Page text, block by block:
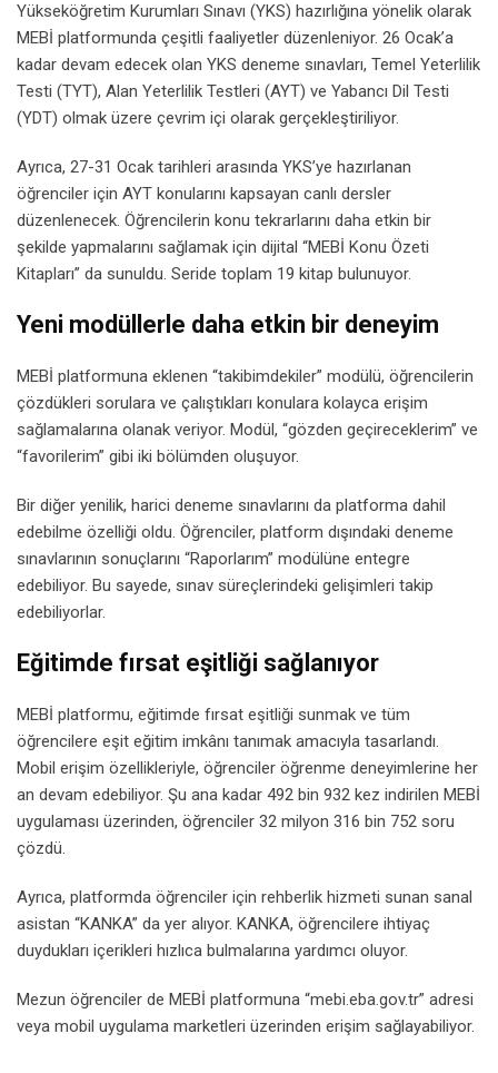
Yükseköğretim Kurumları Sınavı (YKS) hazırlığına yönelik olarak
MEBİ platformunda çeşitli faaliyetler düzenleniyor. 26 Ocak’a
kadar devam edecek olan YKS deneme sınavları, Temel Yeterlilik
Testi (TYT), Alan Yeterlilik Testleri (AYT) ve Yabancı Dil Testi
(YDT) olmak üzere çevrim içi olarak gerçekleştiriliyor.
Ayrıca, 27-31 Ocak tarihleri arasında YKS’ye hazırlanan
öğrenciler için AYT konularını kapsayan canlı dersler
düzenlenecek. Öğrencilerin konu tekrarlarını daha etkin bir
şekilde yapmalarını sağlamak için dijital “MEBİ Konu Özeti
Kitapları” da sunuldu. Seride toplam 19 kitap bulunuyor.
Yeni modüllerle daha etkin bir deneyim
MEBİ platformuna eklenen “takibimdekiler” modülü, öğrencilerin
çözdükleri sorulara ve çalıştıkları konulara kolayca erişim
sağlamalarına olanak veriyor. Modül, “gözden geçireceklerim” ve
“favorilerim” gibi iki bölümden oluşuyor.
Bir diğer yenilik, harici deneme sınavlarını da platforma dahil
edebilme özelliği oldu. Öğrenciler, platform dışındaki deneme
sınavlarının sonuçlarını “Raporlarım” modülüne entegre
edebiliyor. Bu sayede, sınav süreçlerindeki gelişimleri takip
edebiliyorlar.
Eğitimde fırsat eşitliği sağlanıyor
MEBİ platformu, eğitimde fırsat eşitliği sunmak ve tüm
öğrencilere eşit eğitim imkânı tanımak amacıyla tasarlandı.
Mobil erişim özellikleriyle, öğrenciler öğrenme deneyimlerine her
an devam edebiliyor. Şu ana kadar 492 bin 932 kez indirilen MEBİ
uygulaması üzerinden, öğrenciler 32 milyon 316 bin 752 soru
çözdü.
Ayrıca, platformda öğrenciler için rehberlik hizmeti sunan sanal
asistan “KANKA” da yer alıyor. KANKA, öğrencilere ihtiyaç
duydukları içerikleri hızlıca bulmalarına yardımcı oluyor.
Mezun öğrenciler de MEBİ platformuna “mebi.eba.gov.tr” adresi
veya mobil uygulama marketleri üzerinden erişim sağlayabiliyor.